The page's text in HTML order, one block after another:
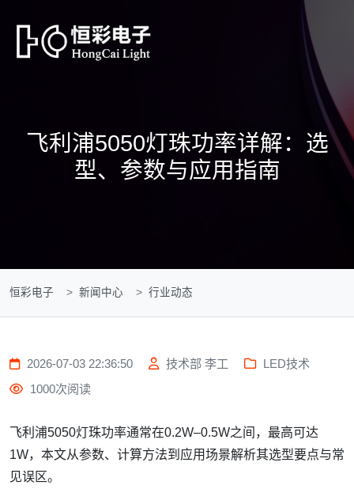
飞利浦5050灯珠功率详解：选
型、参数与应用指南
恒彩电子 新闻中心 行业动态
2026-07-03 22:36:50 技术部 李工
LED技术
1000次阅读
飞利浦5050灯珠功率通常在0.2W–0.5W之间，最高可达
1W，本文从参数、计算方法到应用场景解析其选型要点与常
见误区。